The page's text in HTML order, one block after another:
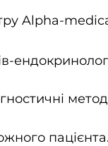
Alpha-
пацієнта.